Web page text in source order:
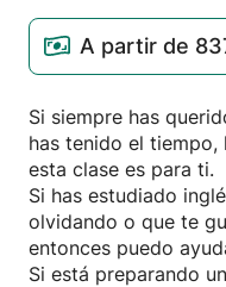
A partir de
Si siempre has
has tenido el tiempo,
esta clase es para ti.
Si has estudiado
olvidando o que te
entonces puedo
Si está preparando